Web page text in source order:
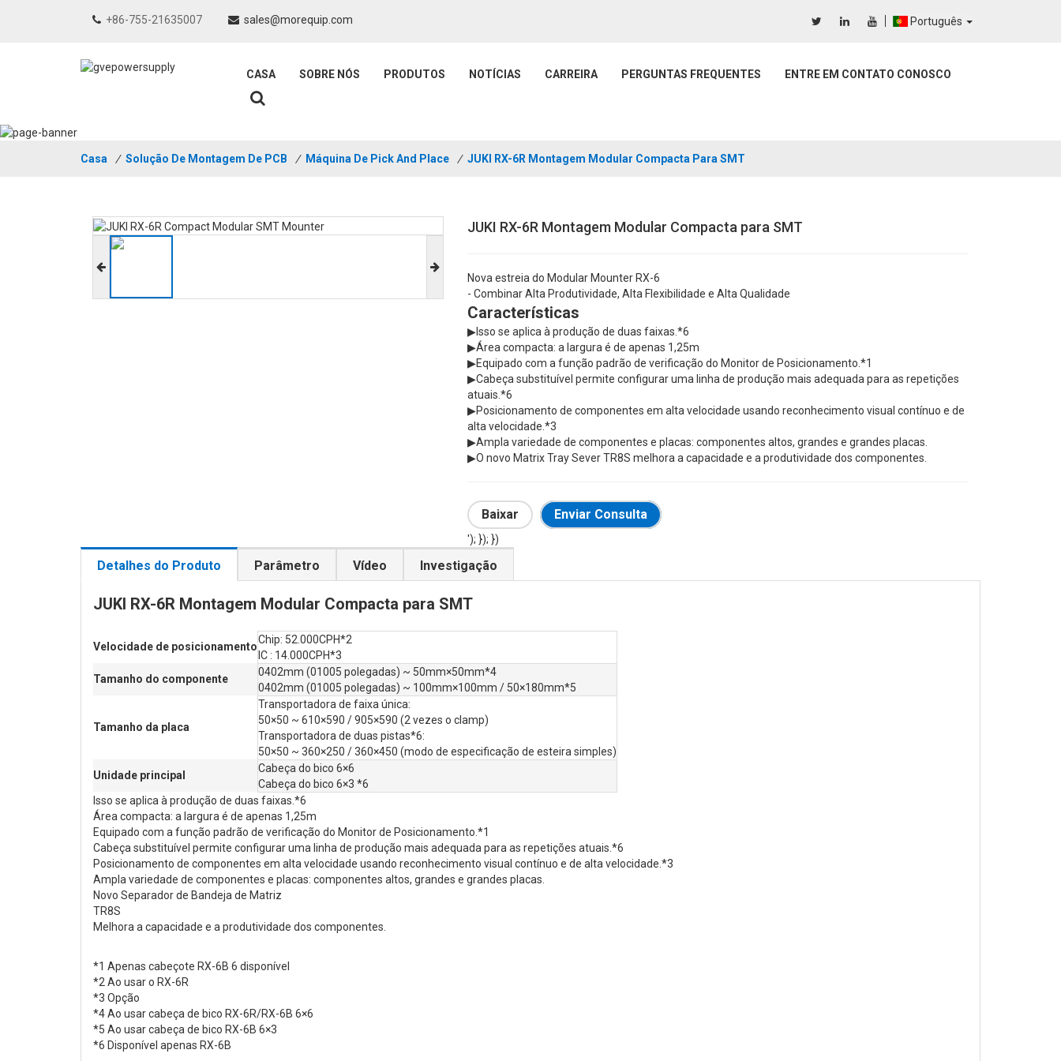
+86-755-21635007 sales@morequip.com Português
CASA SOBRE NÓS PRODUTOS NOTÍCIAS CARREIRA PERGUNTAS FREQUENTES ENTRE EM CONTATO CONOSCO
Casa / Solução De Montagem De PCB / Máquina De Pick And Place / JUKI RX-6R Montagem Modular Compacta Para SMT
JUKI RX-6R Montagem Modular Compacta para SMT
Nova estreia do Modular Mounter RX-6
- Combinar Alta Produtividade, Alta Flexibilidade e Alta Qualidade
Características
▶Isso se aplica à produção de duas faixas.*6
▶Área compacta: a largura é de apenas 1,25m
▶Equipado com a função padrão de verificação do Monitor de Posicionamento.*1
▶Cabeça substituível permite configurar uma linha de produção mais adequada para as repetições
atuais.*6
▶Posicionamento de componentes em alta velocidade usando reconhecimento visual contínuo e de
alta velocidade.*3
▶Ampla variedade de componentes e placas: componentes altos, grandes e grandes placas.
▶O novo Matrix Tray Sever TR8S melhora a capacidade e a produtividade dos componentes.
Baixar Enviar Consulta
'); }); })
Detalhes do Produto Parâmetro Vídeo Investigação
JUKI RX-6R Montagem Modular Compacta para SMT
Velocidade de posicionamento
Chip: 52.000CPH*2
IC : 14.000CPH*3
Tamanho do componente
0402mm (01005 polegadas) ~ 50mm×50mm*4
0402mm (01005 polegadas) ~ 100mm×100mm / 50×180mm*5
Tamanho da placa
Transportadora de faixa única:
50×50 ~ 610×590 / 905×590 (2 vezes o clamp)
Transportadora de duas pistas*6:
50×50 ~ 360×250 / 360×450 (modo de especificação de esteira simples)
Unidade principal
Cabeça do bico 6×6
Cabeça do bico 6×3 *6
Isso se aplica à produção de duas faixas.*6
Área compacta: a largura é de apenas 1,25m
Equipado com a função padrão de verificação do Monitor de Posicionamento.*1
Cabeça substituível permite configurar uma linha de produção mais adequada para as repetições atuais.*6
Posicionamento de componentes em alta velocidade usando reconhecimento visual contínuo e de alta velocidade.*3
Ampla variedade de componentes e placas: componentes altos, grandes e grandes placas.
Novo Separador de Bandeja de Matriz
TR8S
Melhora a capacidade e a produtividade dos componentes.
*1 Apenas cabeçote RX-6B 6 disponível
*2 Ao usar o RX-6R
*3 Opção
*4 Ao usar cabeça de bico RX-6R/RX-6B 6×6
*5 Ao usar cabeça de bico RX-6B 6×3
*6 Disponível apenas RX-6B